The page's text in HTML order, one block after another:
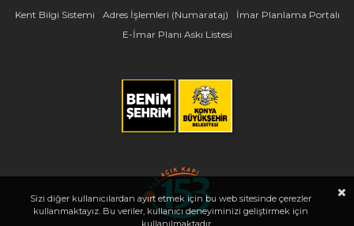
Kent Bilgi Sistemi Adres İşlemleri (Numarataj)
İmar Planlama Portalı
E-İmar Planı Askı Listesi
Sizi diğer kullanıcılardan ayırt etmek için bu web sitesinde çerezler
kullanmaktayız. Bu veriler, kullanıcı deneyiminizi geliştirmek için
kullanılmaktadır.